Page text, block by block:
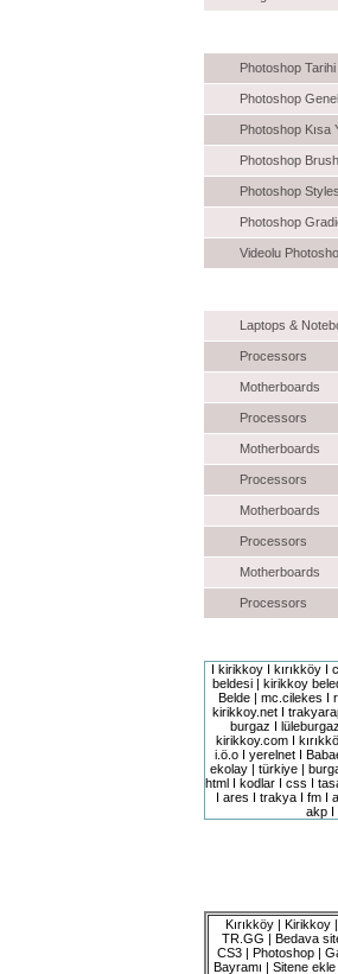
Photoshop Tarihi
Photoshop
Photoshop Kısa
Photoshop
Photoshop Styles
Photoshop
Videolu
Laptops &
Processors
Motherboards
Processors
Motherboards
Processors
Motherboards
Processors
Motherboards
Processors
I kirikkoy I kırıkköy I
beldesi | kirikkoy
Belde | mc.cilekes I
kirikkoy.net I
burgaz I
kirikkoy.com I
i.ö.o I yerelnet I
ekolay | türkiye |
html I kodlar I css I
I ares I trakya I fm I
akp I
Kırıkköy |
TR.GG | Bedava
CS3 | Photoshop |
Bayramı | Sitene